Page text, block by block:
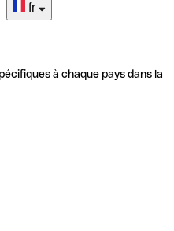
fr
à chaque pays dans la